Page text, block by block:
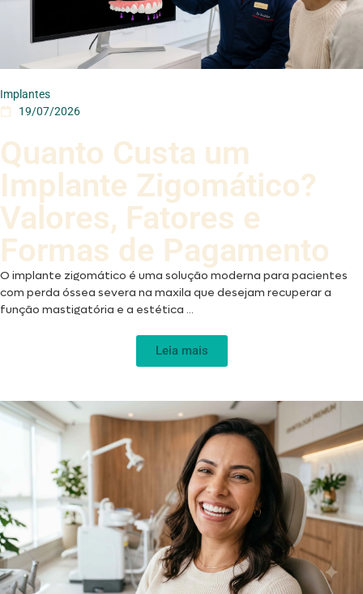
Implantes
19/07/2026
Quanto Custa um
Implante Zigomático?
Valores, Fatores e
Formas de Pagamento
O implante zigomático é uma solução moderna para pacientes
com perda óssea severa na maxila que desejam recuperar a
função mastigatória e a estética ...
Leia mais